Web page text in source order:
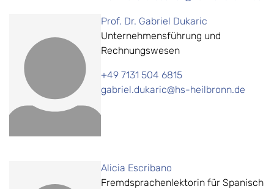
Prof. Dr. Gabriel Dukaric
Unternehmensführung und
Rechnungswesen
+49 7131 504 6815
gabriel.dukaric@hs-heilbronn.de
Alicia Escribano
Fremdsprachenlektorin für Spanisch